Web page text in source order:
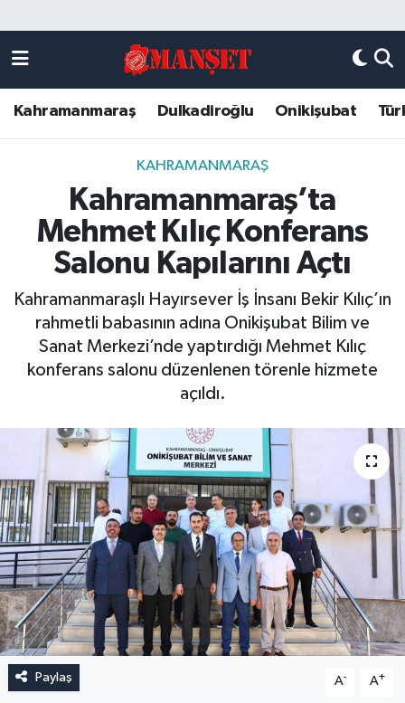
Kahramanmaraş Dulkadiroğlu Onikişubat
KAHRAMANMARAŞ
Kahramanmaraş’ta
Mehmet Kılıç Konferans
Salonu Kapılarını Açtı
Kahramanmaraşlı Hayırsever İş İnsanı Bekir Kılıç’ın
rahmetli babasının adına Onikişubat Bilim ve
Sanat Merkezi’nde yaptırdığı Mehmet Kılıç
konferans salonu düzenlenen törenle hizmete
açıldı.
Paylaş A- A+
DULKADİROĞLU
KAHRAMANMARAŞ
ONİKİŞUBAT
ÖZEL HABER
Künye
Kahramanmaraş Nöbetçi Eczaneler
Kahramanmaraş Hava Durumu
Kahramanmaraş Trafik Yoğunluk Haritası
Süper Lig Puan Durumu ve Fikstür
Tüm Manşetler
Son Dakika Haberleri
Haber Arşivi